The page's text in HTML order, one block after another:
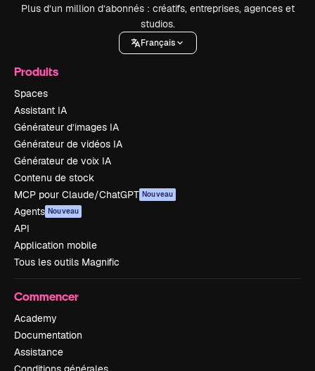
Plus d’un million d’abonnés : créatifs, entreprises, agences et
studios.
Français
Produits
Spaces
Assistant IA
Générateur d’images IA
Générateur de vidéos IA
Générateur de voix IA
Contenu de stock
MCP pour Claude/ChatGPT Nouveau
Agents Nouveau
API
Application mobile
Tous les outils Magnific
Commencer
Academy
Documentation
Assistance